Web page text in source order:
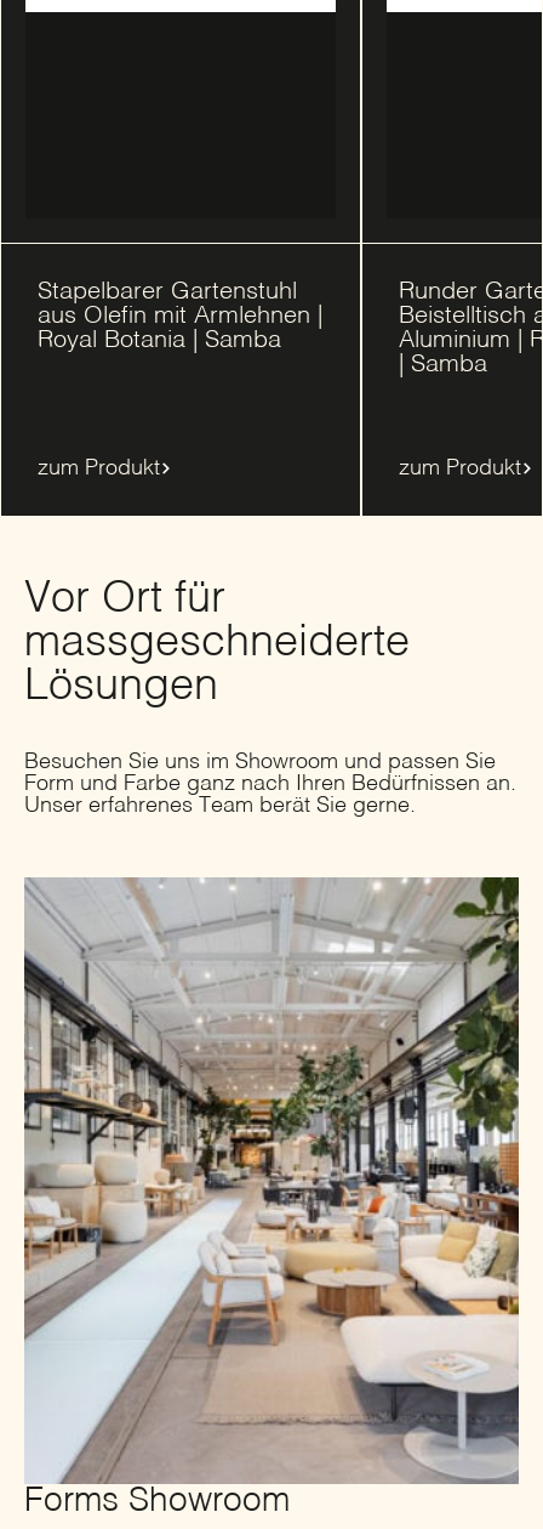
Stapelbarer Gartenstuhl
aus Olefin mit Armlehnen |
Royal Botania | Samba
zum Produkt
Runder
Beistelltisch
Aluminium |
| Samba
zum Produkt
Vor Ort für
massgeschneiderte
Lösungen
Besuchen Sie uns im Showroom und passen Sie
Form und Farbe ganz nach Ihren Bedürfnissen an.
Unser erfahrenes Team berät Sie gerne.
Forms Showroom